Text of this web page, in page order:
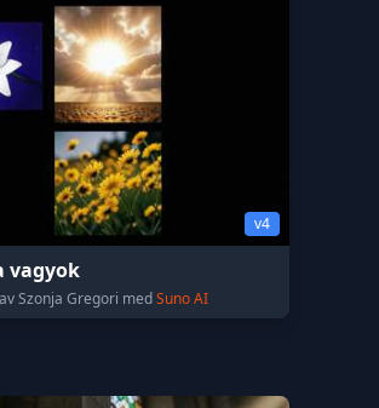
v4
vagyok
Szonja Gregori medSuno AI